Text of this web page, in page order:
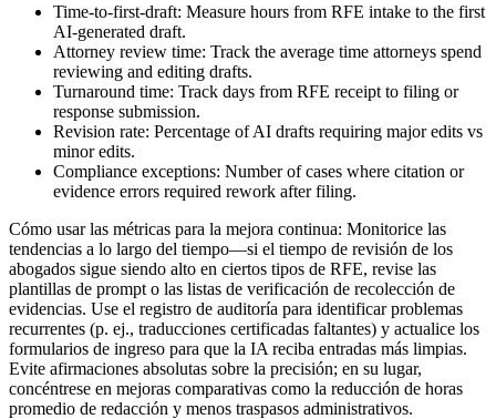
Time-to-first-draft: Measure hours from RFE intake to the first
AI-generated draft.
Attorney review time: Track the average time attorneys spend
reviewing and editing drafts.
Turnaround time: Track days from RFE receipt to filing or
response submission.
Revision rate: Percentage of AI drafts requiring major edits vs
minor edits.
Compliance exceptions: Number of cases where citation or
evidence errors required rework after filing.
Cómo usar las métricas para la mejora continua: Monitorice las
tendencias a lo largo del tiempo—si el tiempo de revisión de los
abogados sigue siendo alto en ciertos tipos de RFE, revise las
plantillas de prompt o las listas de verificación de recolección de
evidencias. Use el registro de auditoría para identificar problemas
recurrentes (p. ej., traducciones certificadas faltantes) y actualice los
formularios de ingreso para que la IA reciba entradas más limpias.
Evite afirmaciones absolutas sobre la precisión; en su lugar,
concéntrese en mejoras comparativas como la reducción de horas
promedio de redacción y menos traspasos administrativos.